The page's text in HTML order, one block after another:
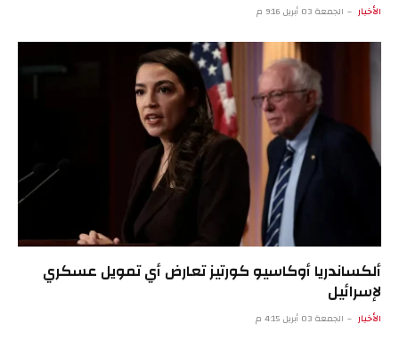
الأخبار الجمعة 03 أبريل 9:16 م
ألكساندريا أوكاسيو كورتيز تعارض أي تمويل عسكري
لإسرائيل
الأخبار الجمعة 03 أبريل 4:15 م